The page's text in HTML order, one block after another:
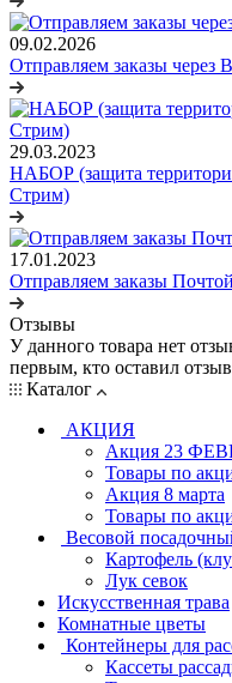
09.02.2026
Отправляем заказы
29.03.2023
НАБОР (защита
Стрим)
17.01.2023
Отправляем заказы
Отзывы
У данного товара нет
первым, кто оставил
Каталог
АКЦИЯ
Акция 23
Товары по
Акция 8 марта
Товары по
Весовой
Картофель
Лук севок
Искусственная трава
Комнатные цветы
Контейнеры для
Кассеты